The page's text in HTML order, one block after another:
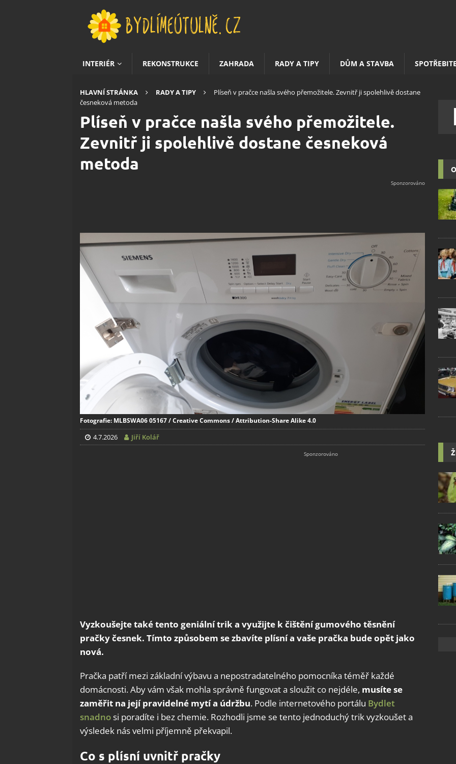
INTERIÉR REKONSTRUKCE ZAHRADA RADY A TIPY DŮM A STAVBA
HLAVNÍ STRÁNKA RADY A TIPY
Plíseň v pračce našla svého přemožitele. Zevnitř ji spolehlivě dostane
česneková metoda
Plíseň v pračce našla svého přemožitele.
Zevnitř ji spolehlivě dostane česneková
metoda
Fotografie: MLBSWA06 05167 / Creative Commons / Attribution-Share Alike 4.0
4.7.2026 Jiří Kolář
Vyzkoušejte také tento geniální trik a využijte k čištění gumového těsnění
pračky česnek. Tímto způsobem se zbavíte plísní a vaše pračka bude opět jako
nová.
Pračka patří mezi základní výbavu a nepostradatelného pomocníka téměř každé
domácnosti. Aby vám však mohla správně fungovat a sloužit co nejdéle, musíte se
zaměřit na její pravidelné mytí a údržbu. Podle internetového portálu Bydlet
snadnosi poradíte i bez chemie. Rozhodli jsme se tento jednoduchý trik vyzkoušet a
výsledek nás velmi příjemně překvapil.
Co s plísní uvnitř pračky